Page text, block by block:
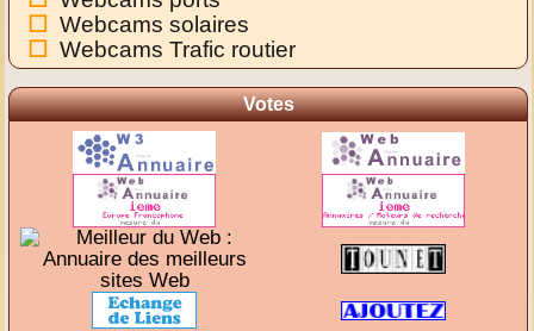
Webcams solaires
Webcams Trafic routier
Votes